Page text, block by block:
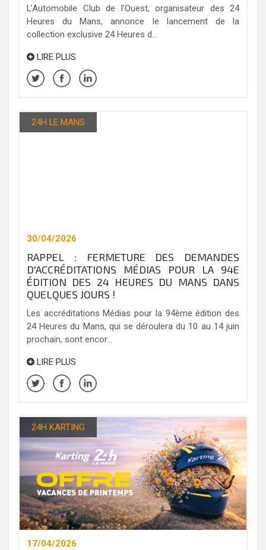
L’Automobile Club de l’Ouest, organisateur des 24
Heures du Mans, annonce le lancement de la
collection exclusive 24 Heures d...
LIRE PLUS
24H LE MANS
30/04/2026
RAPPEL : FERMETURE DES DEMANDES
D'ACCRÉDITATIONS MÉDIAS POUR LA 94E
ÉDITION DES 24 HEURES DU MANS DANS
QUELQUES JOURS !
Les accréditations Médias pour la 94ème édition des
24 Heures du Mans, qui se déroulera du 10 au 14 juin
prochain, sont encor...
LIRE PLUS
24H KARTING
17/04/2026